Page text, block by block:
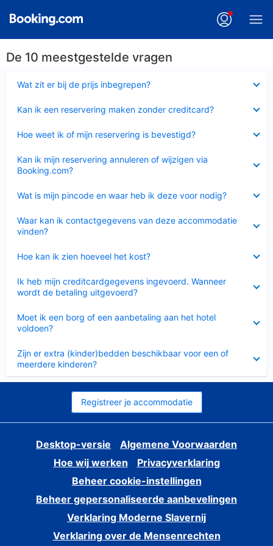
De 10 meestgestelde vragen
Wat zit er bij de prijs inbegrepen?
Kan ik een reservering maken zonder creditcard?
Hoe weet ik of mijn reservering is bevestigd?
Kan ik mijn reservering annuleren of wijzigen via
Booking.com?
Wat is mijn pincode en waar heb ik deze voor nodig?
Waar kan ik contactgegevens van deze accommodatie
vinden?
Hoe kan ik zien hoeveel het kost?
Ik heb mijn creditcardgegevens ingevoerd. Wanneer
wordt de betaling uitgevoerd?
Moet ik een borg of een aanbetaling aan het hotel
voldoen?
Zijn er extra (kinder)bedden beschikbaar voor een of
meerdere kinderen?
Registreer je accommodatie
Desktop-versie
Algemene Voorwaarden
Hoe wij werken
Privacyverklaring
Beheer cookie-instellingen
Beheer gepersonaliseerde aanbevelingen
Verklaring Moderne Slavernij
Verklaring over de Mensenrechten